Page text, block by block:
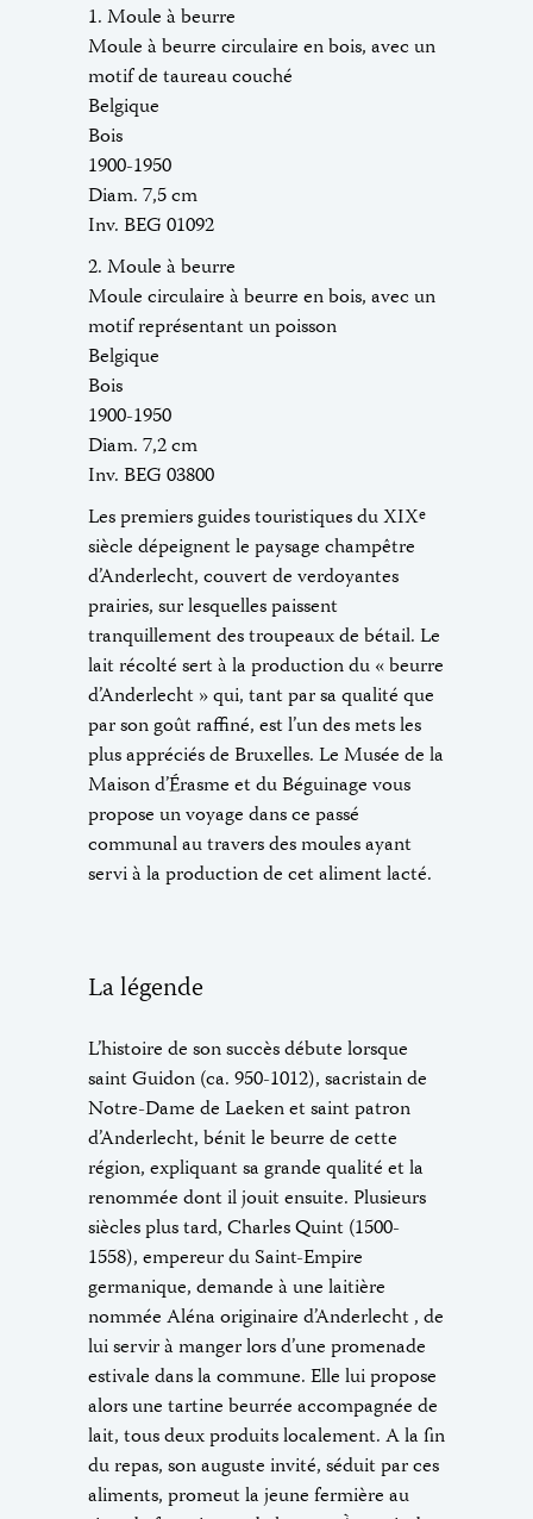
1. Moule à beurre
Moule à beurre circulaire en bois, avec un
motif de taureau couché
Belgique
Bois
1900-1950
Diam. 7,5 cm
Inv. BEG 01092
2. Moule à beurre
Moule circulaire à beurre en bois, avec un
motif représentant un poisson
Belgique
Bois
1900-1950
Diam. 7,2 cm
Inv. BEG 03800
Les premiers guides touristiques du XIXe
siècle dépeignent le paysage champêtre
d’Anderlecht, couvert de verdoyantes
prairies, sur lesquelles paissent
tranquillement des troupeaux de bétail. Le
lait récolté sert à la production du « beurre
d’Anderlecht » qui, tant par sa qualité que
par son goût raffiné, est l’un des mets les
plus appréciés de Bruxelles. Le Musée de la
Maison d’Érasme et du Béguinage vous
propose un voyage dans ce passé
communal au travers des moules ayant
servi à la production de cet aliment lacté.
La légende
L’histoire de son succès débute lorsque
saint Guidon (ca. 950-1012), sacristain de
Notre-Dame de Laeken et saint patron
d’Anderlecht, bénit le beurre de cette
région, expliquant sa grande qualité et la
renommée dont il jouit ensuite. Plusieurs
siècles plus tard, Charles Quint (1500-
1558), empereur du Saint-Empire
germanique, demande à une laitière
nommée Aléna originaire d’Anderlecht , de
lui servir à manger lors d’une promenade
estivale dans la commune. Elle lui propose
alors une tartine beurrée accompagnée de
lait, tous deux produits localement. A la fin
du repas, son auguste invité, séduit par ces
aliments, promeut la jeune fermière au